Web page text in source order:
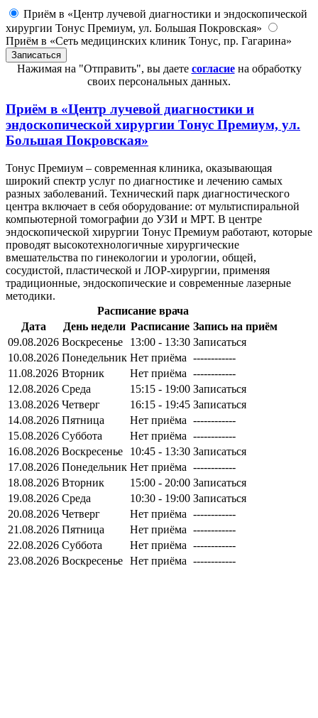
Приём в «Центр лучевой диагностики и эндоскопической
хирургии Тонус Премиум, ул. Большая Покровская»
Приём в «Сеть медицинских клиник Тонус, пр. Гагарина»
Нажимая на "Отправить", вы даете согласиена обработку
своих персональных данных.
Приём в «Центр лучевой диагностики и
эндоскопической хирургии Тонус Премиум, ул.
Большая Покровская»
Тонус Премиум – современная клиника, оказывающая
широкий спектр услуг по диагностике и лечению самых
разных заболеваний. Технический парк диагностического
центра включает в себя оборудование: от мультиспиральной
компьютерной томографии до УЗИ и МРТ. В центре
эндоскопической хирургии Тонус Премиум работают, которые
проводят высокотехнологичные хирургические
вмешательства по гинекологии и урологии, общей,
сосудистой, пластической и ЛОР-хирургии, применяя
традиционные, эндоскопические и современные лазерные
методики.
Расписание врача
Дата
День недели Расписание Запись на приём
09.08.2026 Воскресенье 13:00 - 13:30 Записаться
10.08.2026 Понедельник Нет приёма ------------
11.08.2026 Вторник Нет приёма ------------
12.08.2026 Среда 15:15 - 19:00 Записаться
13.08.2026 Четверг 16:15 - 19:45 Записаться
14.08.2026 Пятница Нет приёма ------------
15.08.2026 Суббота Нет приёма ------------
16.08.2026 Воскресенье 10:45 - 13:30 Записаться
17.08.2026 Понедельник Нет приёма ------------
18.08.2026 Вторник 15:00 - 20:00 Записаться
19.08.2026 Среда 10:30 - 19:00 Записаться
20.08.2026 Четверг Нет приёма ------------
21.08.2026 Пятница Нет приёма ------------
22.08.2026 Суббота Нет приёма ------------
23.08.2026 Воскресенье Нет приёма ------------